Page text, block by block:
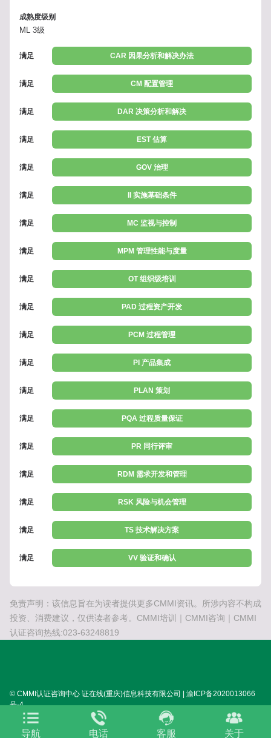
成熟度级别
ML 3级
满足 CAR 因果分析和解决办法
满足 CM 配置管理
满足 DAR 决策分析和解决
满足 EST 估算
满足 GOV 治理
满足 II 实施基础条件
满足 MC 监视与控制
满足 MPM 管理性能与度量
满足 OT 组织级培训
满足 PAD 过程资产开发
满足 PCM 过程管理
满足 PI 产品集成
满足 PLAN 策划
满足 PQA 过程质量保证
满足 PR 同行评审
满足 RDM 需求开发和管理
满足 RSK 风险与机会管理
满足 TS 技术解决方案
满足 VV 验证和确认
免责声明：该信息旨在为读者提供更多CMMI资讯。所涉内容不构成
投资、消费建议，仅供读者参考。CMMI培训｜CMMI咨询｜CMMI
认证咨询热线:023-63248819
© CMMI认证咨询中心 证在线(重庆)信息科技有限公司 | 渝ICP备2020013066
号-4
SITEMAP: TXT 关于我们
导航 电话 客服 关于